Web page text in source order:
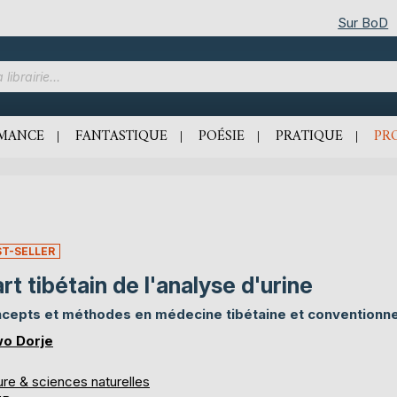
Sur BoD
FANTASTIQUE POÉSIE PRATIQUE
SELLER
tibétain de l'analyse d'urine
et méthodes en médecine tibétaine et
Dorje
& sciences naturelles